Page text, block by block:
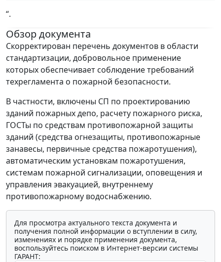
“.
Обзор документа
Скорректирован перечень документов в области
стандартизации, добровольное применение
которых обеспечивает соблюдение требований
техрегламента о пожарной безопасности.
В частности, включены СП по проектированию
зданий пожарных депо, расчету пожарного риска,
ГОСТы по средствам противопожарной защиты
зданий (средства огнезащиты, противопожарные
занавесы, первичные средства пожаротушения),
автоматическим установкам пожаротушения,
системам пожарной сигнализации, оповещения и
управления эвакуацией, внутреннему
противопожарному водоснабжению.
Для просмотра актуального текста документа и
получения полной информации о вступлении в силу,
изменениях и порядке применения документа,
воспользуйтесь поиском в Интернет-версии системы
ГАРАНТ: